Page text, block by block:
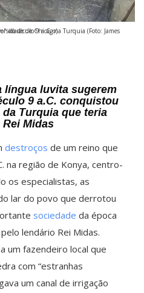
a.C. na Turquia (Foto: James Osborne/Universidade de Chicago)
língua luvita sugerem
9 a.C. conquistou
Turquia que teria
Midas
destroços de um reino que
na região de Konya, centro-
os especialistas, as
lar do povo que derrotou
sociedade da época
lendário Rei Midas.
um fazendeiro local que
com “estranhas
um canal de irrigação